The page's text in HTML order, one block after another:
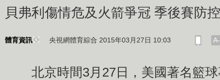
貝弗利傷情危及火箭爭冠 季後賽防
體育資訊 央視網體育綜合 2015年03月27日 10:03 A-
北京時間3月27日，美國著名籃球